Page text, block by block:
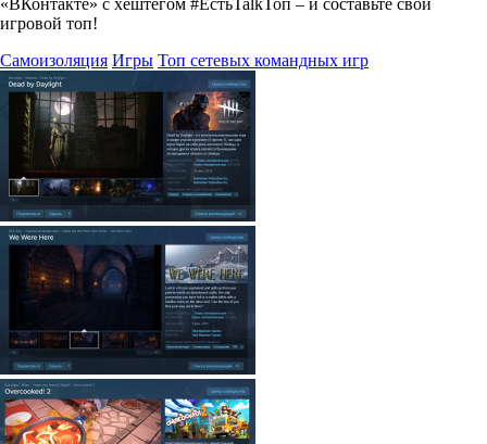
игровой топ!
Самоизоляция Игры Топ сетевых командных игр